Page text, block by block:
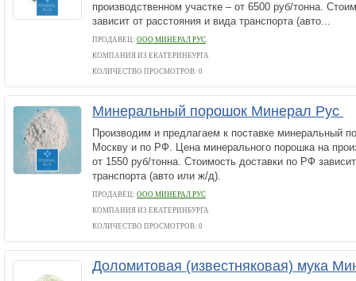
производственном участке – от 6500 руб/тонна.
зависит от расстояния и вида транспорта (авто...
ПРОДАВЕЦ: ООО МИНЕРАЛ РУС
КОМПАНИЯ ИЗ ЕКАТЕРИНБУРГА
КОЛИЧЕСТВО ПРОСМОТРОВ: 0
Минеральный порошок Минерал Рус
Производим и предлагаем к поставке минеральный
Москву и по РФ. Цена минерального порошка на
от 1550 руб/тонна. Стоимость доставки по РФ
транспорта (авто или ж/д).
ПРОДАВЕЦ: ООО МИНЕРАЛ РУС
КОМПАНИЯ ИЗ ЕКАТЕРИНБУРГА
КОЛИЧЕСТВО ПРОСМОТРОВ: 0
Доломитовая (известняковая) мука